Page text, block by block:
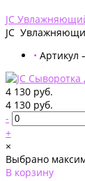
JС
JС
• Артикул
4 130 руб.
4 130 руб.
-
+
×
Выбрано
В корзину